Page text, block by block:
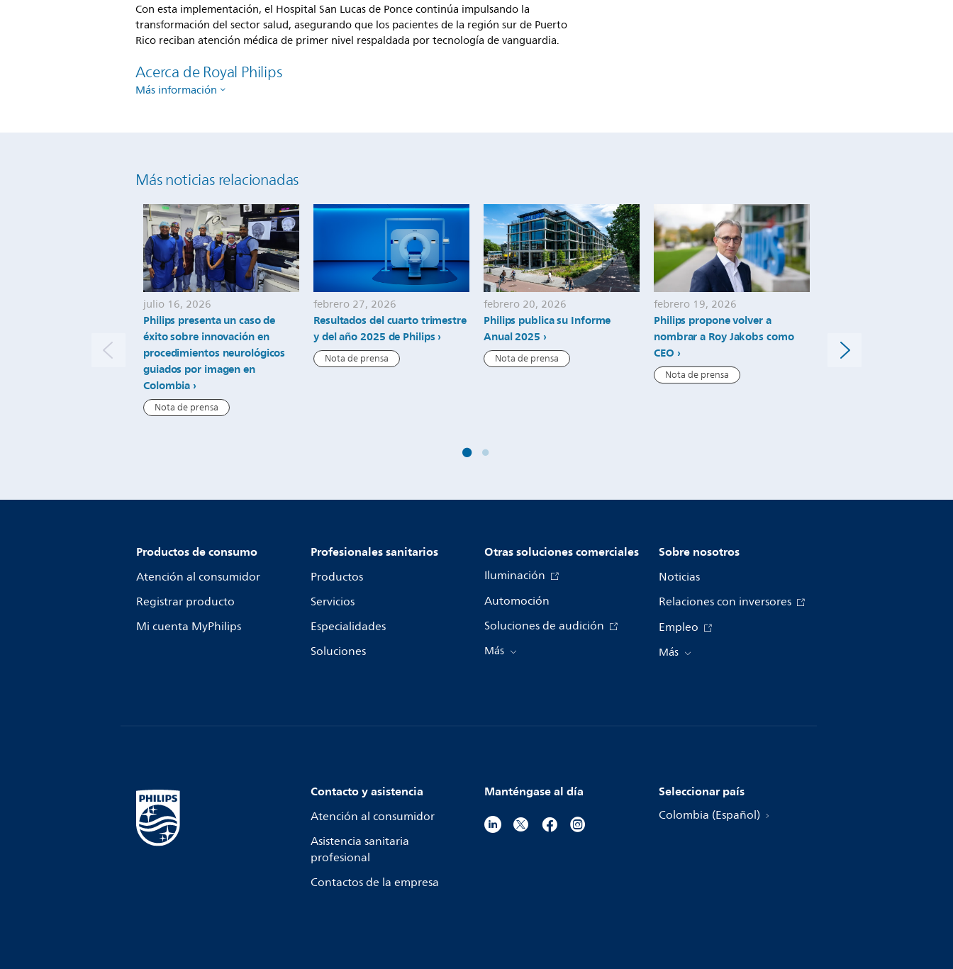
Con esta implementación, el Hospital San Lucas de Ponce continúa impulsando la
transformación del sector salud, asegurando que los pacientes de la región sur de Puerto
Rico reciban atención médica de primer nivel respaldada por tecnología de vanguardia.
Acerca de Royal Philips
Más información
Más noticias relacionadas
julio 16, 2026
Philips presenta un caso de
éxito sobre innovación en
procedimientos neurológicos
guiados por imagen en
Colombia
Nota de prensa
febrero 27, 2026
Resultados del cuarto trimestre
y del año 2025 de Philips
Nota de prensa
febrero 20, 2026
Philips publica su Informe
Anual 2025
Nota de prensa
febrero 19, 2026
Philips propone volver a
nombrar a Roy Jakobs como
CEO
Nota de prensa
Clarivate por
Productos de consumo
Atención al consumidor
Registrar producto
Mi cuenta MyPhilips
Profesionales sanitarios
Productos
Servicios
Especialidades
Soluciones
Otras soluciones comerciales
Iluminación
Automoción
Soluciones de audición
Más
Sobre nosotros
Noticias
Relaciones con inversores
Empleo
Más
Contacto y asistencia
Atención al consumidor
Asistencia sanitaria
profesional
Contactos de la empresa
Manténgase al día Seleccionar país
Colombia (Español)